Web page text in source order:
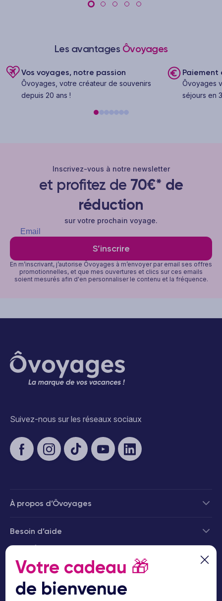
Les avantages Ôvoyages
Vos voyages, notre passion
Ôvoyages, votre créateur de souvenirs
depuis 20 ans !
Paiement
Ôvoyages
séjours en
Inscrivez-vous à notre newsletter
et profitez de 70€* de
réduction
sur votre prochain voyage.
S’inscrire
En m’inscrivant, j’autorise Ôvoyages à m’envoyer par email ses offres
promotionnelles, et que mes ouvertures et clics sur ces emails
soient mesurés afin d'en personnaliser le contenu et la fréquence.
Suivez-nous sur les réseaux sociaux
À propos d’Ôvoyages
Besoin d’aide
Votre cadeau 🎁
de bienvenue